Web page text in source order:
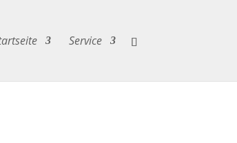
Service